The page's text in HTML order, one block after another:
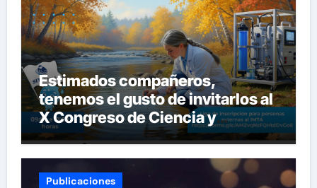
Estimados compañeros,
tenemos el gusto de invitarlos al
X Congreso de Ciencia y
Tecnología del SITIMTA. Si
gustan acompañarnos, dejamos
la liga para que se inscriban:
Publicaciones